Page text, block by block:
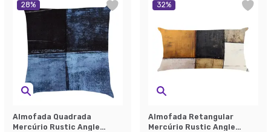
28%
Almofada Quadrada
Mercúrio Rustic Angle
32%
Almofada Retangular
Mercúrio Rustic Angle